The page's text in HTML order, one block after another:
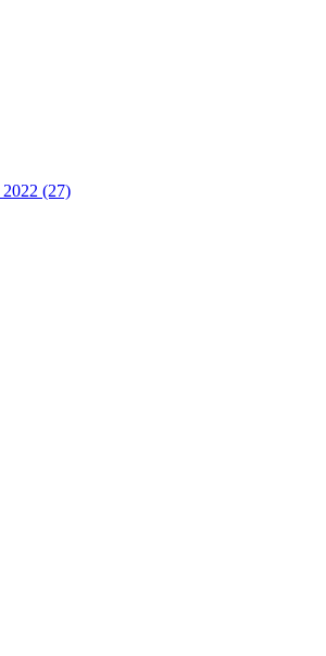
2022 (27)